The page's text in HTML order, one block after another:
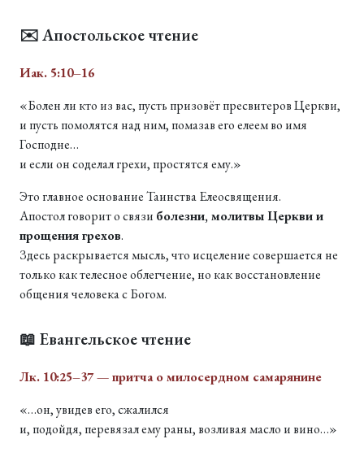
✉️ Апостольское чтение
Иак. 5:10–16
«Болен ли кто из вас, пусть призовёт пресвитеров Церкви,
и пусть помолятся над ним, помазав его елеем во имя
Господне…
и если он соделал грехи, простятся ему.»
Это главное основание Таинства Елеосвящения.
Апостол говорит о связи болезни, молитвы Церкви и
прощения грехов.
Здесь раскрывается мысль, что исцеление совершается не
только как телесное облегчение, но как восстановление
общения человека с Богом.
📖 Евангельское чтение
Лк. 10:25–37 — притча о милосердном самарянине
«…он, увидев его, сжалился
и, подойдя, перевязал ему раны, возливая масло и вино…»